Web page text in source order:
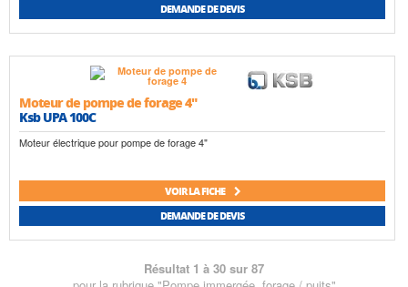
DEMANDE DE DEVIS
Moteur de pompe de forage 4"
Ksb UPA 100C
Moteur électrique pour pompe de forage 4"
VOIR LA FICHE
DEMANDE DE DEVIS
Résultat 1 à 30 sur 87